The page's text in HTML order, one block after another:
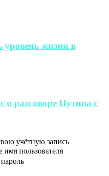
уровень жизни в
о разговоре Путина с
учётную запись
имя пользователя